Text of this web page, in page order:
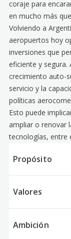
coraje para
en mucho más
Volviendo a
aeropuertos hoy
inversiones que
eficiente y segura.
crecimiento auto-
servicio y la
políticas
Esto puede
ampliar o renovar
tecnologías, entre
Propósito
Valores
Ambición